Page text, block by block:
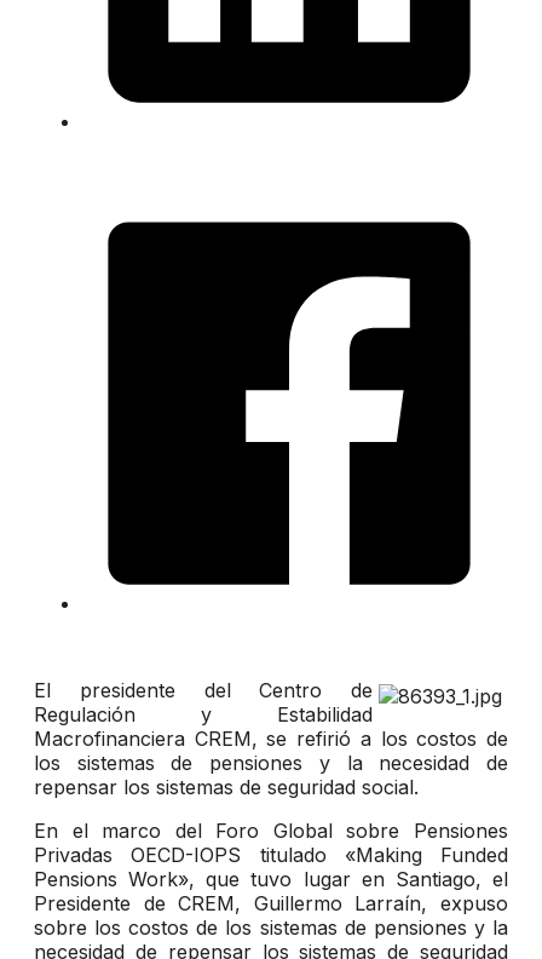
El presidente del Centro de
Regulación y Estabilidad
Macrofinanciera CREM, se refirió a los costos de
los sistemas de pensiones y la necesidad de
repensar los sistemas de seguridad social.
En el marco del Foro Global sobre Pensiones
Privadas OECD-IOPS titulado «Making Funded
Pensions Work», que tuvo lugar en Santiago, el
Presidente de CREM, Guillermo Larraín, expuso
sobre los costos de los sistemas de pensiones y la
necesidad de repensar los sistemas de seguridad